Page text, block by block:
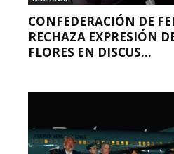
CONFEDERACIÓN DE
RECHAZA EXPRESIÓN
FLORES EN DISCUS...